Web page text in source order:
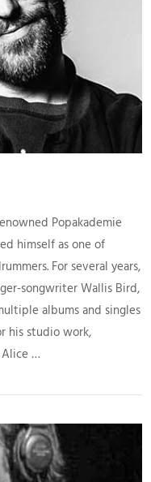
Popakademie
himself as one of
For several years,
songwriter Wallis Bird,
albums and singles
his studio work,
Alice …